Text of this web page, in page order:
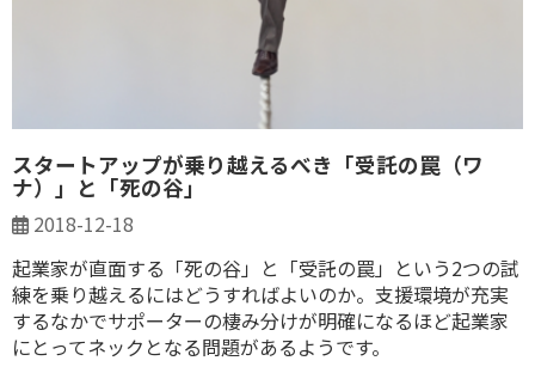
スタートアップが乗り越えるべき「受託の罠（ワ
ナ）」と「死の谷」
2018-12-18
起業家が直面する「死の谷」と「受託の罠」という2つの試
練を乗り越えるにはどうすればよいのか。支援環境が充実
するなかでサポーターの棲み分けが明確になるほど起業家
にとってネックとなる問題があるようです。